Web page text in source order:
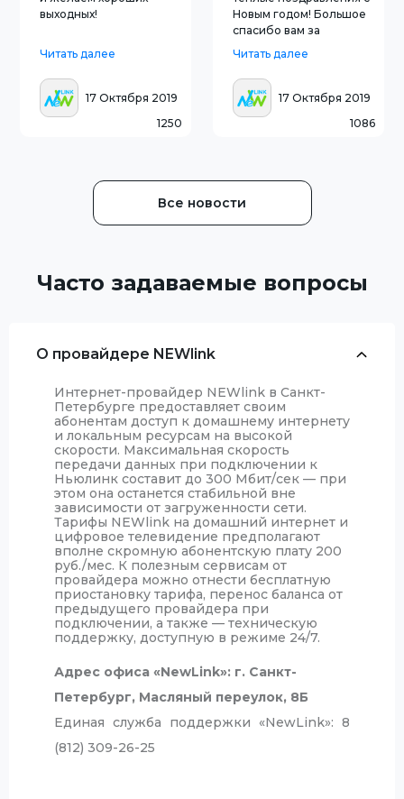
выходных!
Читать далее
17 Октября 2019
1250
Новым годом! Большое
спасибо вам за
приятное
сотрудничество,
которое, мы надеемся,
продлится еще ни один
год. Пусть в Новом 2019
году с вами случится
Читать далее
17 Октября 2019
1086
Все новости
Часто задаваемые вопросы
О провайдере NEWlink
Интернет-провайдер NEWlink в Санкт-
Петербурге предоставляет своим
абонентам доступ к домашнему интернету
и локальным ресурсам на высокой
скорости. Максимальная скорость
передачи данных при подключении к
Ньюлинк составит до 300 Мбит/сек — при
этом она останется стабильной вне
зависимости от загруженности сети.
Тарифы NEWlink на домашний интернет и
цифровое телевидение предполагают
вполне скромную абонентскую плату 200
руб./мес. К полезным сервисам от
провайдера можно отнести бесплатную
приостановку тарифа, перенос баланса от
предыдущего провайдера при
подключении, а также — техническую
поддержку, доступную в режиме 24/7.
Адрес офиса «NewLink»: г. Санкт-
Петербург, Масляный переулок, 8Б
Единая служба поддержки «NewLink»: 8
(812) 309-26-25